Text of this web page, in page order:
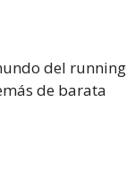
del running
de barata